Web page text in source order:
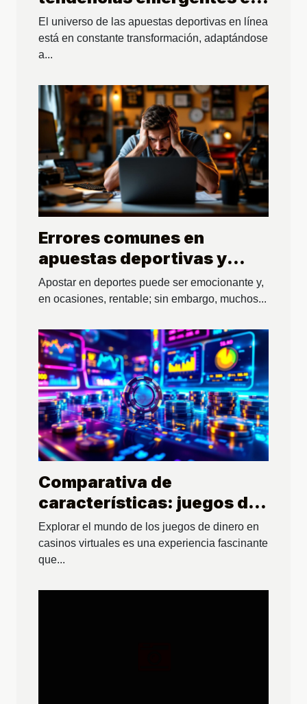
los sitios web de apuestas
deportivas
El universo de las apuestas deportivas en línea
está en constante transformación, adaptándose
a...
Errores comunes en
apuestas deportivas y
cómo evitarlos
Apostar en deportes puede ser emocionante y,
en ocasiones, rentable; sin embargo, muchos...
Comparativa de
características: juegos de
dinero en casinos virtuales
Explorar el mundo de los juegos de dinero en
casinos virtuales es una experiencia fascinante
que...